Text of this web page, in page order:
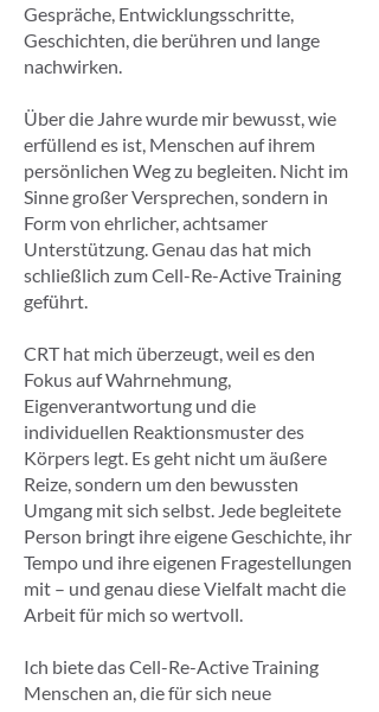
Gespräche, Entwicklungsschritte,
Geschichten, die berühren und lange
nachwirken.
Über die Jahre wurde mir bewusst, wie
erfüllend es ist, Menschen auf ihrem
persönlichen Weg zu begleiten. Nicht im
Sinne großer Versprechen, sondern in
Form von ehrlicher, achtsamer
Unterstützung. Genau das hat mich
schließlich zum Cell-Re-Active Training
geführt.
CRT hat mich überzeugt, weil es den
Fokus auf Wahrnehmung,
Eigenverantwortung und die
individuellen Reaktionsmuster des
Körpers legt. Es geht nicht um äußere
Reize, sondern um den bewussten
Umgang mit sich selbst. Jede begleitete
Person bringt ihre eigene Geschichte, ihr
Tempo und ihre eigenen Fragestellungen
mit – und genau diese Vielfalt macht die
Arbeit für mich so wertvoll.
Ich biete das Cell-Re-Active Training
Menschen an, die für sich neue